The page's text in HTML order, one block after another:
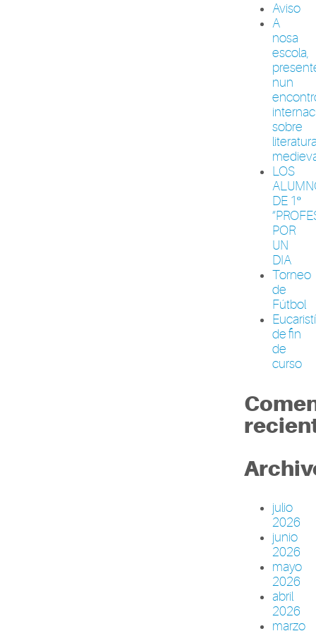
Aviso
A
nosa
escola,
nun
sobre
LOS
DE 1º
POR
UN
DIA
Torneo
de
Fútbol
de fin
de
curso
julio
2026
junio
2026
mayo
2026
abril
2026
marzo